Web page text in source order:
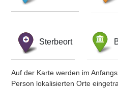
Sterbeort
Auf der Karte werden im
Person lokalisierten Orte